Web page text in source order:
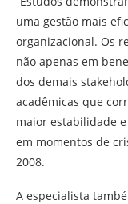
uma gestão mais
organizacional. Os
não apenas em
dos demais
acadêmicas que
maior estabilidade
em momentos de
2008.
A especialista